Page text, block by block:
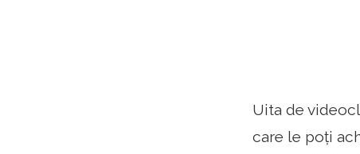
Uita de
care le poți